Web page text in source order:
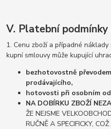
V. Platební
1. Cenu zboží a případné
kupní smlouvy může kupující
bezhotovostně
prodávajícího,
hotovosti při osobním
NA DOBÍRKU ZBOŽÍ
ŽE NEJSME
RUČNĚ A SPECIFICKY,